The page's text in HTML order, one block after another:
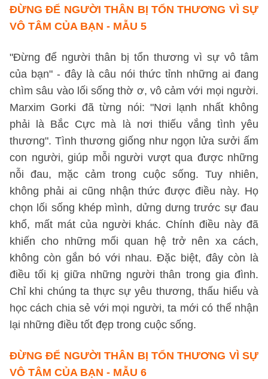
ĐỪNG ĐỂ NGƯỜI THÂN BỊ TỔN THƯƠNG VÌ SỰ
VÔ TÂM CỦA BẠN - MẪU 5
"Đừng để người thân bị tổn thương vì sự vô tâm
của bạn" - đây là câu nói thức tỉnh những ai đang
chìm sâu vào lối sống thờ ơ, vô cảm với mọi người.
Marxim Gorki đã từng nói: "Nơi lạnh nhất không
phải là Bắc Cực mà là nơi thiếu vắng tình yêu
thương". Tình thương giống như ngọn lửa sưởi ấm
con người, giúp mỗi người vượt qua được những
nỗi đau, mặc cảm trong cuộc sống. Tuy nhiên,
không phải ai cũng nhận thức được điều này. Họ
chọn lối sống khép mình, dửng dưng trước sự đau
khổ, mất mát của người khác. Chính điều này đã
khiến cho những mối quan hệ trở nên xa cách,
không còn gắn bó với nhau. Đặc biệt, đây còn là
điều tối kị giữa những người thân trong gia đình.
Chỉ khi chúng ta thực sự yêu thương, thấu hiểu và
học cách chia sẻ với mọi người, ta mới có thể nhận
lại những điều tốt đẹp trong cuộc sống.
ĐỪNG ĐỂ NGƯỜI THÂN BỊ TỔN THƯƠNG VÌ SỰ
VÔ TÂM CỦA BẠN - MẪU 6